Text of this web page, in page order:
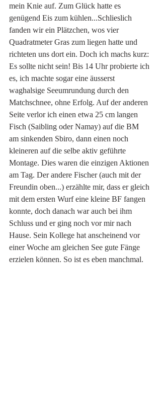
mein Knie auf. Zum Glück hatte es
genügend Eis zum kühlen...Schlieslich
fanden wir ein Plätzchen, wos vier
Quadratmeter Gras zum liegen hatte und
richteten uns dort ein. Doch ich machs kurz:
Es sollte nicht sein! Bis 14 Uhr probierte ich
es, ich machte sogar eine äusserst
waghalsige Seeumrundung durch den
Matchschnee, ohne Erfolg. Auf der anderen
Seite verlor ich einen etwa 25 cm langen
Fisch (Saibling oder Namay) auf die BM
am sinkenden Sbiro, dann einen noch
kleineren auf die selbe aktiv geführte
Montage. Dies waren die einzigen Aktionen
am Tag. Der andere Fischer (auch mit der
Freundin oben...) erzählte mir, dass er gleich
mit dem ersten Wurf eine kleine BF fangen
konnte, doch danach war auch bei ihm
Schluss und er ging noch vor mir nach
Hause. Sein Kollege hat anscheinend vor
einer Woche am gleichen See gute Fänge
erzielen können. So ist es eben manchmal.